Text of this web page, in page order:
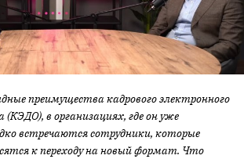
преимущества кадрового электронного
в организациях, где он уже
встречаются сотрудники, которые
к переходу на новый формат. Что